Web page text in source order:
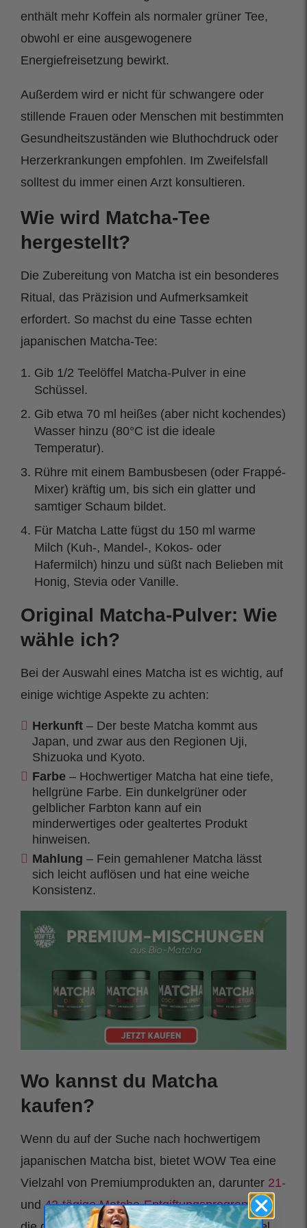
enthält mehr Koffein als normaler grüner Tee,
obwohl er eine ausgewogenere
Energiefreisetzung bewirkt.
Außerdem wird er nicht für schwangere oder
stillende Frauen oder Menschen mit bestimmten
Gesundheitszuständen wie Bluthochdruck oder
Herzerkrankungen empfohlen. Im Zweifelsfall
solltest du immer einen Arzt konsultieren.
Wie wird Matcha-Tee
hergestellt?
Die Zubereitung von Matcha ist ein besonderes
Ritual, das Präzision und Aufmerksamkeit
erfordert. So machst du eine Tasse echten
japanischen Matcha-Tee:
Gib 1/2 Teelöffel Matcha-Pulver in eine
Schüssel.
Gib etwa 70 ml heißes (aber nicht kochendes)
Wasser hinzu (80°C ist die ideale
Temperatur).
Rühre mit einem Bambusbesen (oder Frappé-
Mixer) kräftig um, bis sich ein glatter und
samtiger Schaum bildet.
Für Matcha Latte fügst du 150 ml warme
Milch (Kuh-, Mandel-, Kokos- oder
Hafermilch) hinzu und süßt nach Belieben mit
Honig, Stevia oder Vanille.
Original Matcha-Pulver: Wie
wähle ich?
Bei der Auswahl eines Matcha ist es wichtig, auf
einige wichtige Aspekte zu achten:
Herkunft – Der beste Matcha kommt aus
Japan, und zwar aus den Regionen Uji,
Shizuoka und Kyoto.
Farbe – Hochwertiger Matcha hat eine tiefe,
hellgrüne Farbe. Ein dunkelgrüner oder
gelblicher Farbton kann auf ein
minderwertiges oder gealtertes Produkt
hinweisen.
Mahlung – Fein gemahlener Matcha lässt
sich leicht auflösen und hat eine weiche
Konsistenz.
Wo kannst du Matcha
kaufen?
Wenn du auf der Suche nach hochwertigem
japanischen Matcha bist, bietet WOW Tea eine
Vielzahl von Premiumprodukten an, darunter 21-
und42-tägige Matcha-Entgiftungsprogramme,